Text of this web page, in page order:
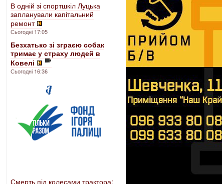
В одній зі спортшкіл Луцька
запланували капітальний
ремонт
Сьогодні 17:05
Безхатько зі зграєю собак
тримає у страху людей в
Ковелі
Сьогодні 16:36
Смерть під колесами трактора: